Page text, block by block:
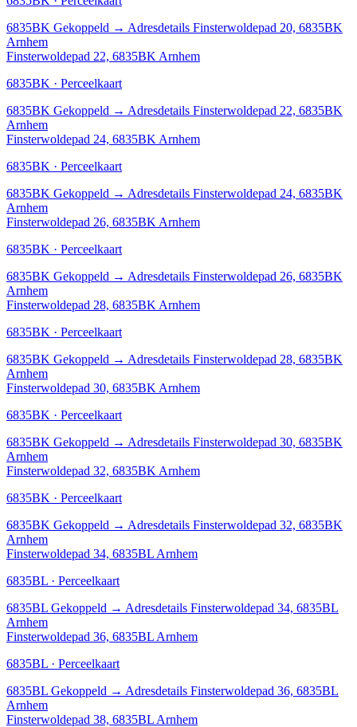
6835BK Gekoppeld → Adresdetails Finsterwoldepad 20, 6835BK
Arnhem
Finsterwoldepad 22, 6835BK Arnhem
6835BK · Perceelkaart
6835BK Gekoppeld → Adresdetails Finsterwoldepad 22, 6835BK
Arnhem
Finsterwoldepad 24, 6835BK Arnhem
6835BK · Perceelkaart
6835BK Gekoppeld → Adresdetails Finsterwoldepad 24, 6835BK
Arnhem
Finsterwoldepad 26, 6835BK Arnhem
6835BK · Perceelkaart
6835BK Gekoppeld → Adresdetails Finsterwoldepad 26, 6835BK
Arnhem
Finsterwoldepad 28, 6835BK Arnhem
6835BK · Perceelkaart
6835BK Gekoppeld → Adresdetails Finsterwoldepad 28, 6835BK
Arnhem
Finsterwoldepad 30, 6835BK Arnhem
6835BK · Perceelkaart
6835BK Gekoppeld → Adresdetails Finsterwoldepad 30, 6835BK
Arnhem
Finsterwoldepad 32, 6835BK Arnhem
6835BK · Perceelkaart
6835BK Gekoppeld → Adresdetails Finsterwoldepad 32, 6835BK
Arnhem
Finsterwoldepad 34, 6835BL Arnhem
6835BL · Perceelkaart
6835BL Gekoppeld → Adresdetails Finsterwoldepad 34, 6835BL
Arnhem
Finsterwoldepad 36, 6835BL Arnhem
6835BL · Perceelkaart
6835BL Gekoppeld → Adresdetails Finsterwoldepad 36, 6835BL
Arnhem
Finsterwoldepad 38, 6835BL Arnhem